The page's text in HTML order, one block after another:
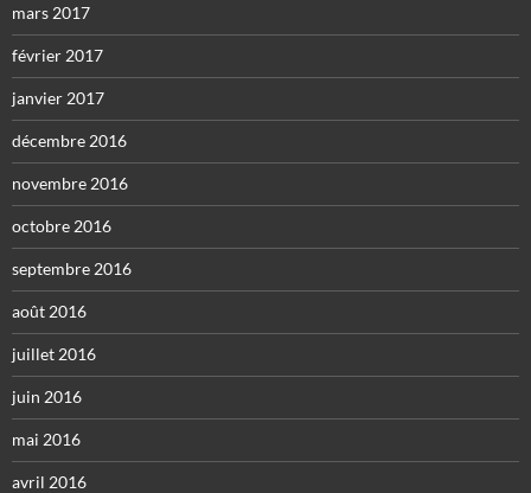
mars 2017
février 2017
janvier 2017
décembre 2016
novembre 2016
octobre 2016
septembre 2016
août 2016
juillet 2016
juin 2016
mai 2016
avril 2016